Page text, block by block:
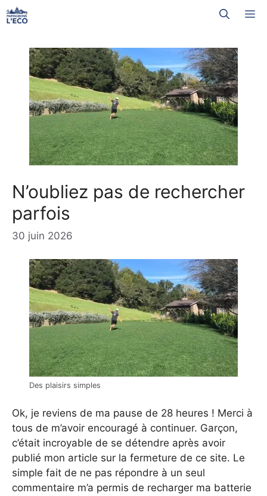
Aller
au
N’oubliez pas de rechercher
parfois
30 juin 2026
Des plaisirs simples
Ok, je reviens de ma pause de 28 heures ! Merci à
tous de m’avoir encouragé à continuer. Garçon,
c’était incroyable de se détendre après avoir
publié mon article sur la fermeture de ce site. Le
simple fait de ne pas répondre à un seul
commentaire m’a permis de recharger ma batterie